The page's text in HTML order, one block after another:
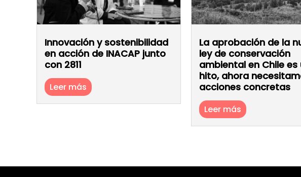
Innovación y sostenibilidad
en acción de INACAP junto
con 2811
Leer más
La aprobación de la
ley de conservación
ambiental en Chile es
hito, ahora
acciones concretas
Leer más